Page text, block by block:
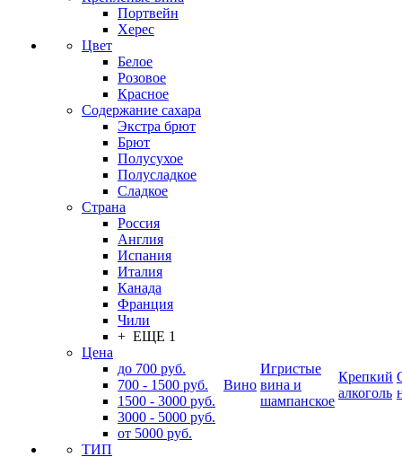
Портвейн
Херес
Цвет
Белое
Розовое
Красное
Содержание сахара
Экстра брют
Брют
Полусухое
Полусладкое
Сладкое
Страна
Россия
Англия
Испания
Италия
Канада
Франция
Чили
+ ЕЩЕ 1
Цена
до 700 руб.
700 - 1500 руб.
1500 - 3000 руб.
3000 - 5000 руб.
от 5000 руб.
ТИП
Вино
Игристые
вина и
шампанское
Крепкий
алкоголь